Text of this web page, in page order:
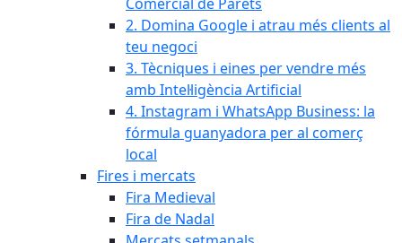
2. Domina Google i atrau més clients al
teu negoci
3. Tècniques i eines per vendre més
amb Intel·ligència Artificial
4. Instagram i WhatsApp Business: la
fórmula guanyadora per al comerç
local
Fires i mercats
Fira Medieval
Fira de Nadal